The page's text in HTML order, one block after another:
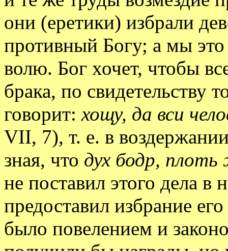
они (еретики) избрали
противный Богу; а мы
волю. Бог хочет, чтобы
брака, по свидетельству
говорит:хощу, да вси
VII, 7), т. е. в
зная, что дух бодр,
не поставил этого дела в
предоставил избрание
было повелением и